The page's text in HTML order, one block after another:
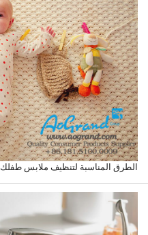
الطرق المناسبة لتنظيف ملابس طفلك